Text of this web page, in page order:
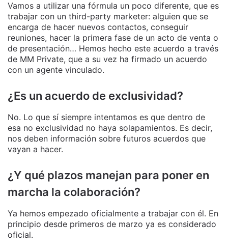
Vamos a utilizar una fórmula un poco diferente, que es
trabajar con un third-party marketer: alguien que se
encarga de hacer nuevos contactos, conseguir
reuniones, hacer la primera fase de un acto de venta o
de presentación… Hemos hecho este acuerdo a través
de MM Private, que a su vez ha firmado un acuerdo
con un agente vinculado.
¿Es un acuerdo de exclusividad?
No. Lo que sí siempre intentamos es que dentro de
esa no exclusividad no haya solapamientos. Es decir,
nos deben información sobre futuros acuerdos que
vayan a hacer.
¿Y qué plazos manejan para poner en
marcha la colaboración?
Ya hemos empezado oficialmente a trabajar con él. En
principio desde primeros de marzo ya es considerado
oficial.